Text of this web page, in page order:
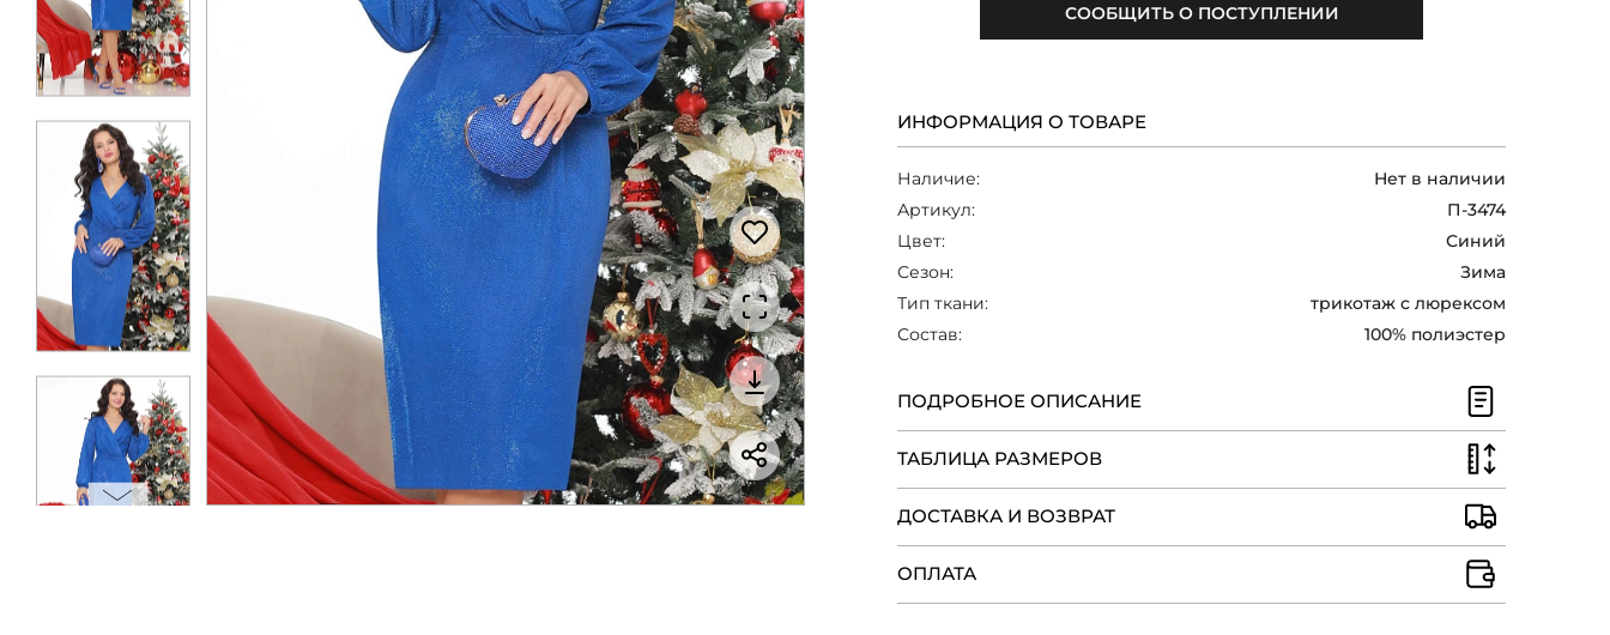
СКИДКИ
ЧАСТО ЗАДАВАЕМЫЕ ВОПРОСЫ
ОПТОВЫМ ПОКУПАТЕЛЯМ
РОЗНИЧНЫМ ПОКУПАТЕЛЯМ
ДОСТАВКА
ОПЛАТА
ТАБЛИЦА РАЗМЕРОВ
СООБЩИТЬ О ПОСТУПЛЕНИИ
ИНФОРМАЦИЯ О ТОВАРЕ
Наличие:
Нет в наличии
Артикул:
П-3474
Цвет:
Синий
Сезон:
Зима
Тип ткани:
трикотаж с люрексом
Состав:
100% полиэстер
ПОДРОБНОЕ ОПИСАНИЕ
ТАБЛИЦА РАЗМЕРОВ
ДОСТАВКА И ВОЗВРАТ
ОПЛАТА